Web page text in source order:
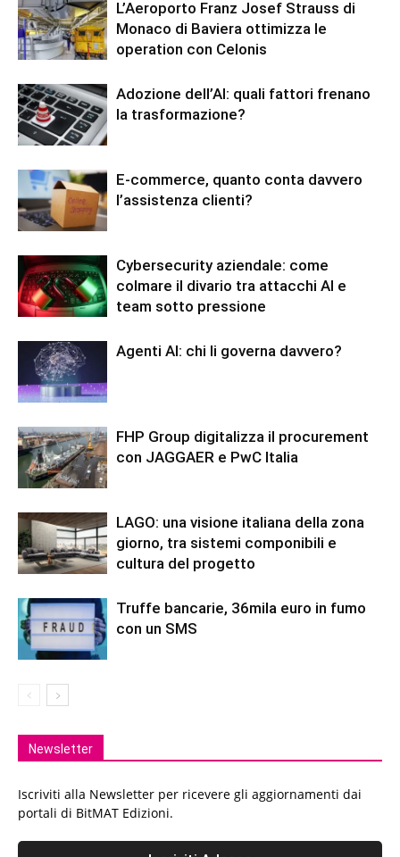
L’Aeroporto Franz Josef Strauss di
Monaco di Baviera ottimizza le
operation con Celonis
Adozione dell’AI: quali fattori frenano
la trasformazione?
E-commerce, quanto conta davvero
l’assistenza clienti?
Cybersecurity aziendale: come
colmare il divario tra attacchi AI e
team sotto pressione
Agenti AI: chi li governa davvero?
FHP Group digitalizza il procurement
con JAGGAER e PwC Italia
LAGO: una visione italiana della zona
giorno, tra sistemi componibili e
cultura del progetto
Truffe bancarie, 36mila euro in fumo
con un SMS
Newsletter
Iscriviti alla Newsletter per ricevere gli aggiornamenti dai
portali di BitMAT Edizioni.